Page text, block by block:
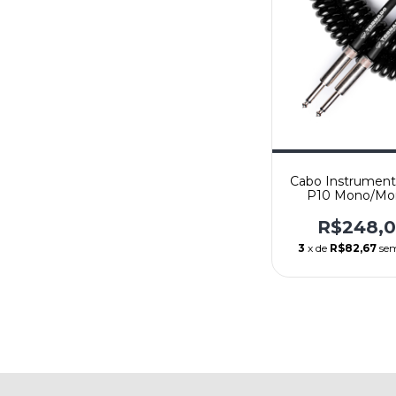
Cabo
P10 Mono/
Reto/Reto -
Santo
3 x de R$82,67